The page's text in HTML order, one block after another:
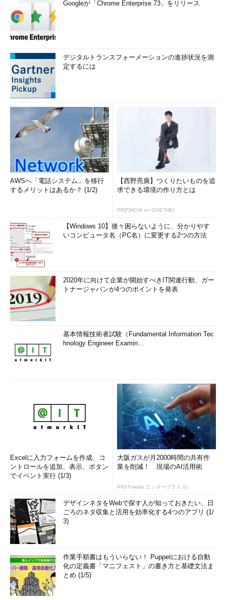
Googleが「Chrome Enterprise 73」をリリース
デジタルトランスフォーメーションの進捗状況を測
定するには
AWSへ「電話システム」を移行
するメリットはあるか？ (1/2)
【西野亮廣】つくりたいものを追
求できる環境の作り方とは
PR(FINCHI on GOETHE)
【Windows 10】後々困らないように、分かりやす
いコンピュータ名（PC名）に変更する2つの方法
2020年に向けて企業が開始すべきIT関連行動、ガー
トナージャパンが4つのポイントを発表
基本情報技術者試験（Fundamental Information Tec
hnology Engineer Examin...
Excelに入力フォームを作成、コ
ントロールを追加、表示、ボタン
でイベント実行 (1/3)
大阪ガスが月2000時間の共有作
業を削減！ 現場のAI活用術
PR(ITmedia エンタープライズ)
デザインネタをWebで探す人が知っておきたい、日
ごろのネタ収集と活用を効率化する4つのアプリ (1/
3)
作業手順書はもういらない！ Puppetにおける自動
化の定義書「マニフェスト」の書き方と基礎文法ま
とめ (1/5)